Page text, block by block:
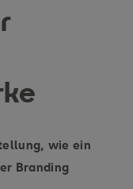
wie ein
Branding